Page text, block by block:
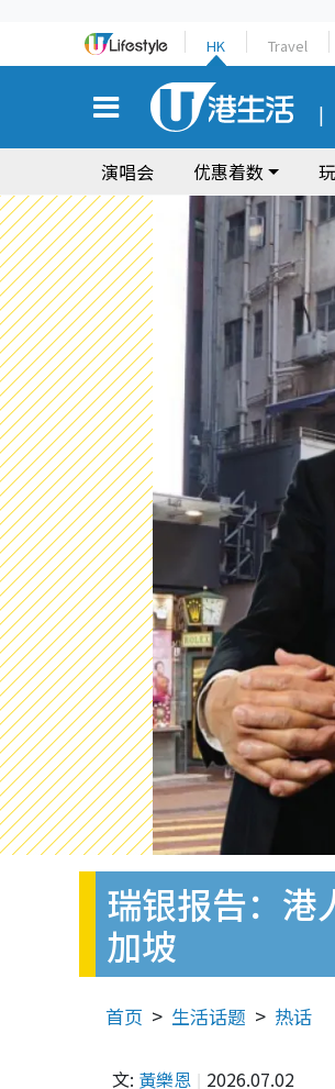
HK Travel
演唱会 优惠着数
瑞银报告：
加坡
首页 生活话题 热话
文: 黃樂恩 2026.07.02